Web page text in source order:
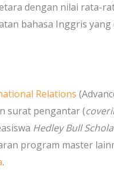
dengan nilai rata-
bahasa Inggris
Relations
surat pengantar (
Hedley Bull
program master
.